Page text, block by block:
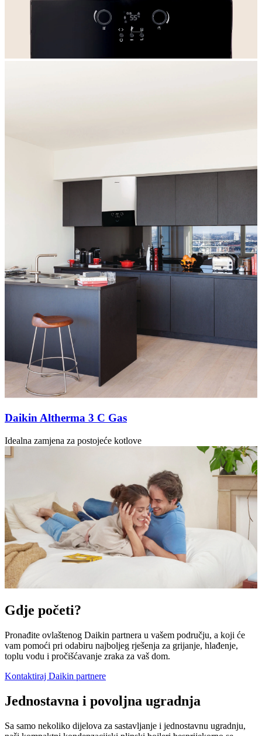
Daikin Altherma 3 C Gas
Idealna zamjena za postojeće kotlove
Gdje početi?
Pronađite ovlaštenog Daikin partnera u vašem području, a koji će
vam pomoći pri odabiru najboljeg rješenja za grijanje, hlađenje,
toplu vodu i pročišćavanje zraka za vaš dom.
Kontaktiraj Daikin partnere
Jednostavna i povoljna ugradnja
Sa samo nekoliko dijelova za sastavljanje i jednostavnu ugradnju,